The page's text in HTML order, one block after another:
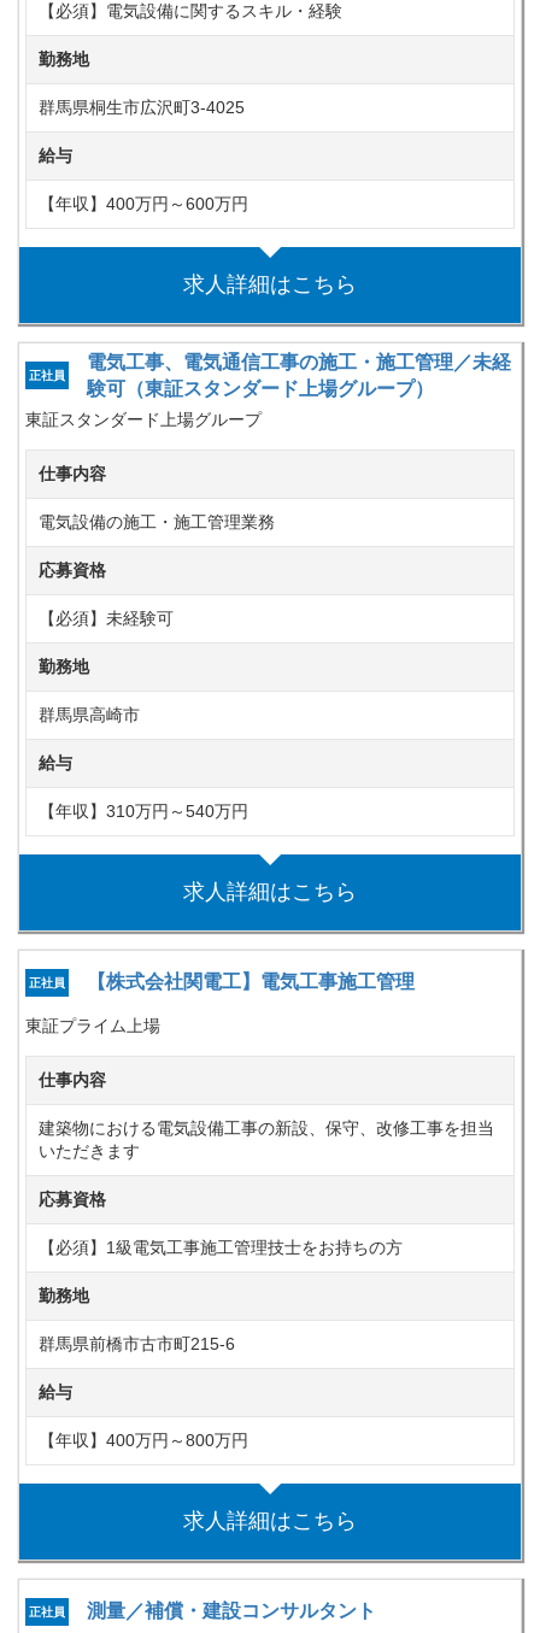
【必須】電気設備に関するスキル・経験
勤務地
群馬県桐生市広沢町3-4025
給与
【年収】400万円～600万円
求人詳細はこちら
正社員
電気工事、電気通信工事の施工・施工管理／未経
験可（東証スタンダード上場グループ）
東証スタンダード上場グループ
仕事内容
電気設備の施工・施工管理業務
応募資格
【必須】未経験可
勤務地
群馬県高崎市
給与
【年収】310万円～540万円
求人詳細はこちら
正社員 【株式会社関電工】電気工事施工管理
東証プライム上場
仕事内容
建築物における電気設備工事の新設、保守、改修工事を担当
いただきます
応募資格
【必須】1級電気工事施工管理技士をお持ちの方
勤務地
群馬県前橋市古市町215-6
給与
【年収】400万円～800万円
求人詳細はこちら
正社員 測量／補償・建設コンサルタント